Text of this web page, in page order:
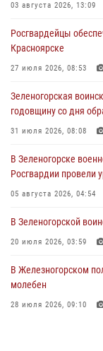
04 августа 2026, 09:57
Сотрудники
время проведения
04 августа 2026, 08:36
В Красноярске
в серии краж из
04 августа 2026, 06:50
Военнослужащие
познакомили
03 августа 2026, 13:12
03 августа 2026, 13:09
Росгвардейцы
Красноярске
27 июля 2026, 08:53
Зеленогорская
годовщину со дня
31 июля 2026, 08:08
В Зеленогорске
Росгвардии провели
05 августа 2026, 04:54
В Зеленогорской
20 июля 2026, 03:59
В Железногорском
молебен
28 июля 2026, 09:10